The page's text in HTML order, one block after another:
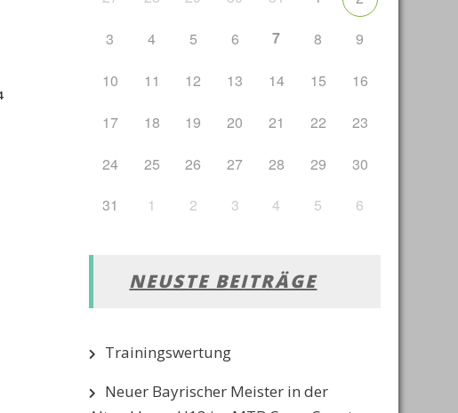
3
4 5 6 7 8 9
10 11 12 13 14 15 16
17 18 19 20 21 22 23
24 25 26 27 28 29 30
31 1 2 3 4 5 6
NEUSTE BEITRÄGE
Trainingswertung
Neuer Bayrischer Meister in der